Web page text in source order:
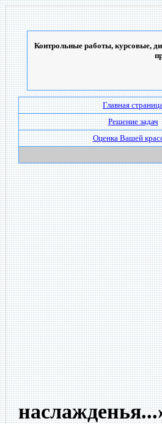
Контрольные работы, курсовые,
Главная
Решение задач
Оценка Вашей